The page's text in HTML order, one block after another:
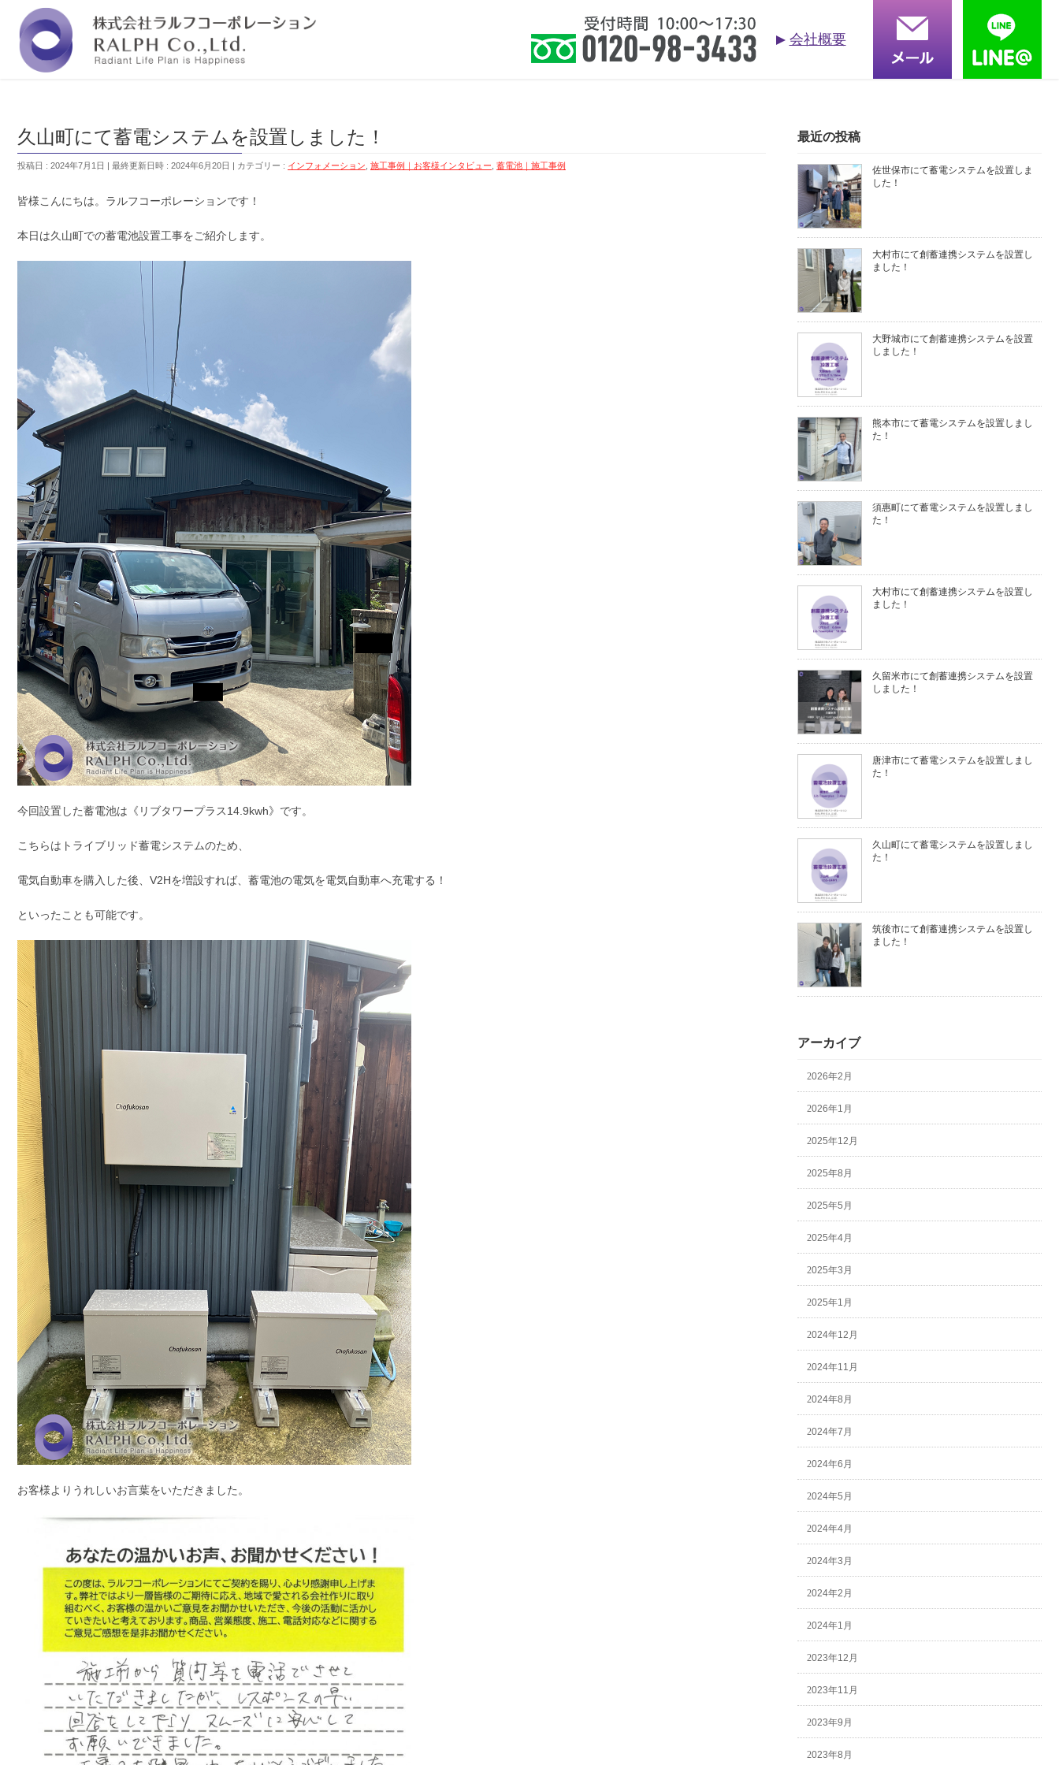
会社概要
久山町にて蓄電システムを設置しました！
投稿日 : 2024年7月1日 最終更新日時 : 2024年6月20日 カテゴリー : インフォメーション 施工事例｜お客様インタビュー 蓄電池｜施工事例
皆様こんにちは。ラルフコーポレーションです！
本日は久山町での蓄電池設置工事をご紹介します。
今回設置した蓄電池は《リブタワープラス14.9kwh》です。
こちらはトライブリッド蓄電システムのため、
電気自動車を購入した後、V2Hを増設すれば、蓄電池の電気を電気自動車へ充電する！
といったことも可能です。
お客様よりうれしいお言葉をいただきました。
最近の投稿
佐世保市にて蓄電システムを設置しま
した！
大村市にて創蓄連携システムを設置し
ました！
大野城市にて創蓄連携システムを設置
しました！
熊本市にて蓄電システムを設置しまし
た！
須惠町にて蓄電システムを設置しまし
た！
大村市にて創蓄連携システムを設置し
ました！
久留米市にて創蓄連携システムを設置
しました！
唐津市にて蓄電システムを設置しまし
た！
久山町にて蓄電システムを設置しまし
た！
筑後市にて創蓄連携システムを設置し
ました！
アーカイブ
2026年2月
2026年1月
2025年12月
2025年8月
2025年5月
2025年4月
2025年3月
2025年1月
2024年12月
2024年11月
2024年8月
2024年7月
2024年6月
2024年5月
2024年4月
2024年3月
2024年2月
2024年1月
2023年12月
2023年11月
2023年9月
2023年8月